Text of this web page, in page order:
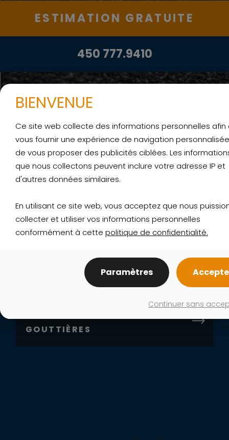
ESTIMATION GRATUITE
450 777.9410
INSTALLATION DE GOUTTIÈRES
EN ALUMINIUM
RÉPARATION ET ENTRETIEN DE
GOUTTIÈRES
SYSTÈMES DE PROTÈGE-
GOUTTIÈRES
BIENVENUE
Ce site web collecte des informations personnelles afin
vous fournir une expérience de navigation
de vous proposer des publicités ciblées. Les
que nous collectons peuvent inclure votre adresse IP et
d'autres données similaires.
En utilisant ce site web, vous acceptez que nous
collecter et utiliser vos informations personnelles
conformément à cette politique de confidentialité.
Paramètres
Continuer sans